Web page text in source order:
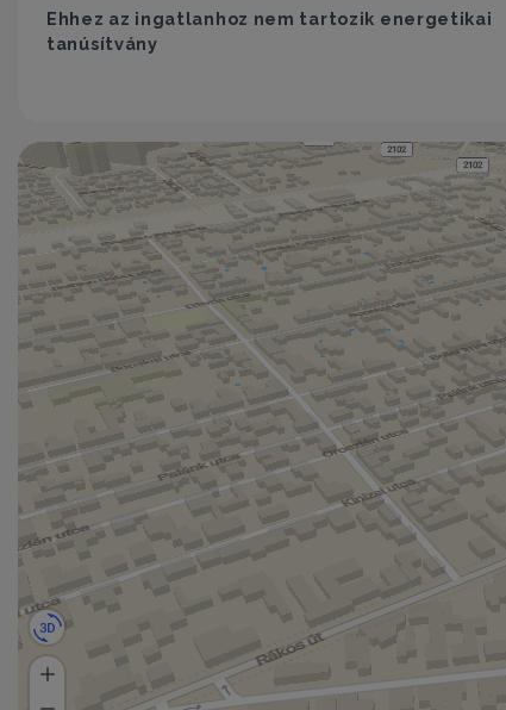
Ehhez az ingatlanhoz nem tartozik energetikai
tanúsítvány